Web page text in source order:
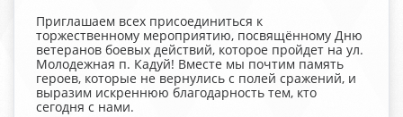
Приглашаем всех присоединиться к
торжественному мероприятию, посвящённому Дню
ветеранов боевых действий, которое пройдет на ул.
Молодежная п. Кадуй! Вместе мы почтим память
героев, которые не вернулись с полей сражений, и
выразим искреннюю благодарность тем, кто
сегодня с нами.